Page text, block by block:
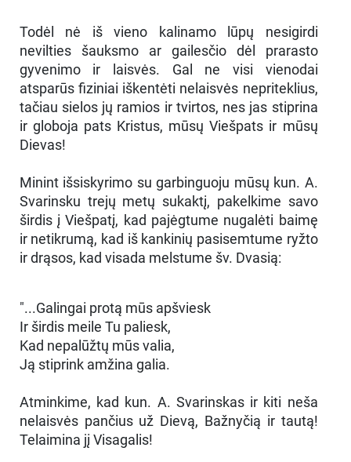
Todėl nė iš vieno kalinamo lūpų nesigirdi
nevilties šauksmo ar gailesčio dėl prarasto
gyvenimo ir laisvės. Gal ne visi vienodai
atsparūs fiziniai iškentėti nelaisvės nepriteklius,
tačiau sielos jų ramios ir tvirtos, nes jas stiprina
ir globoja pats Kristus, mūsų Viešpats ir mūsų
Dievas!
Minint išsiskyrimo su garbinguoju mūsų kun. A.
Svarinsku trejų metų sukaktį, pakelkime savo
širdis į Viešpatį, kad pajėgtume nugalėti baimę
ir netikrumą, kad iš kankinių pasisemtume ryžto
ir drąsos, kad visada melstume šv. Dvasią:
"...Galingai protą mūs apšviesk
Ir širdis meile Tu paliesk,
Kad nepalūžtų mūs valia,
Ją stiprink amžina galia.
Atminkime, kad kun. A. Svarinskas ir kiti neša
nelaisvės pančius už Dievą, Bažnyčią ir tautą!
Telaimina jį Visagalis!